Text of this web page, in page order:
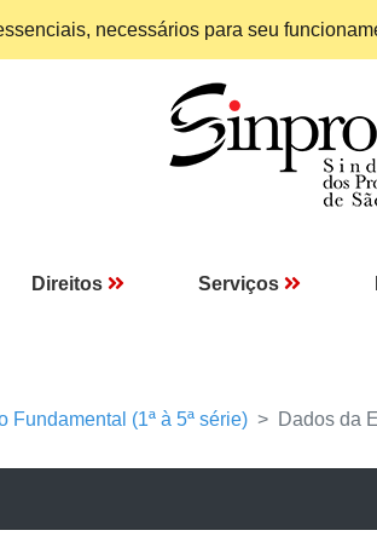
necessários para seu
Direitos Serviços
Fundamental (1ª à 5ª série) Dados da